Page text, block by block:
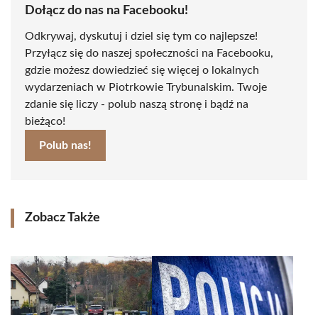
Dołącz do nas na Facebooku!
Odkrywaj, dyskutuj i dziel się tym co najlepsze!
Przyłącz się do naszej społeczności na Facebooku,
gdzie możesz dowiedzieć się więcej o lokalnych
wydarzeniach w Piotrkowie Trybunalskim. Twoje
zdanie się liczy - polub naszą stronę i bądź na
bieżąco!
Polub nas!
Zobacz Także